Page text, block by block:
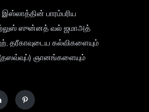
பாரம்பரிய
ஸுன்னத் வல் ஜமாஅத்
தரீகாவுடைய கல்விகளையும்
ஞானங்களையும்